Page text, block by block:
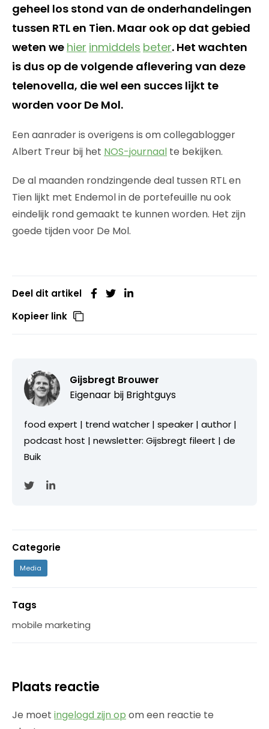
geheel los stond van de onderhandelingen
tussen RTL en Tien. Maar ook op dat gebied
weten we hier inmiddels beter. Het wachten
is dus op de volgende aflevering van deze
telenovella, die wel een succes lijkt te
worden voor De Mol.
Een aanrader is overigens is om collegablogger
Albert Treur bij het NOS-journaal te bekijken.
De al maanden rondzingende deal tussen RTL en
Tien lijkt met Endemol in de portefeuille nu ook
eindelijk rond gemaakt te kunnen worden. Het zijn
goede tijden voor De Mol.
Deel dit artikel
Kopieer link
Gijsbregt Brouwer
Eigenaar bij Brightguys
food expert | trend watcher | speaker | author |
podcast host | newsletter: Gijsbregt fileert | de
Buik
Categorie
Media
Tags
mobile marketing
Plaats reactie
Je moet ingelogd zijn op om een reactie te